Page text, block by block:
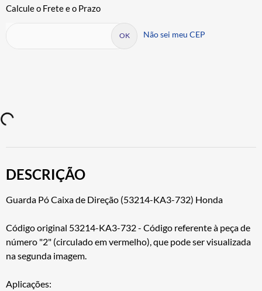
Não sei meu CEP
DESCRIÇÃO
Guarda Pó Caixa de Direção (53214-KA3-732) Honda
Código original 53214-KA3-732 - Código referente à peça de
número "2" (circulado em vermelho), que pode ser visualizada
na segunda imagem.
Aplicações: